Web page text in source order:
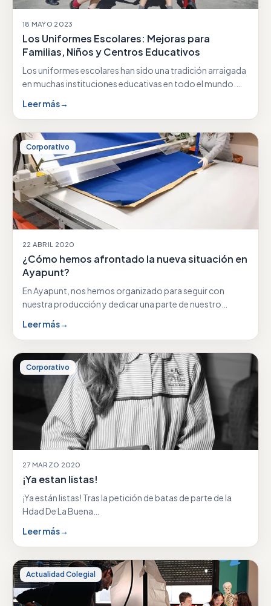
18 MAYO 2023
Los Uniformes Escolares: Mejoras para
Familias, Niños y Centros Educativos
Los uniformes escolares han sido una tradición arraigada
en muchas instituciones educativas en todo el mundo.…
Leer más→
Corporativo
22 ABRIL 2020
¿Cómo hemos afrontado la nueva situación en
Ayapunt?
En Ayapunt, nos hemos organizado para seguir con
nuestra producción y dedicar una parte de nuestro…
Leer más→
Corporativo
27 MARZO 2020
¡Ya estan listas!
¡Ya están listas! Tras la petición de batas de parte de la
Hdad De La Buena…
Leer más→
Actualidad Colegial